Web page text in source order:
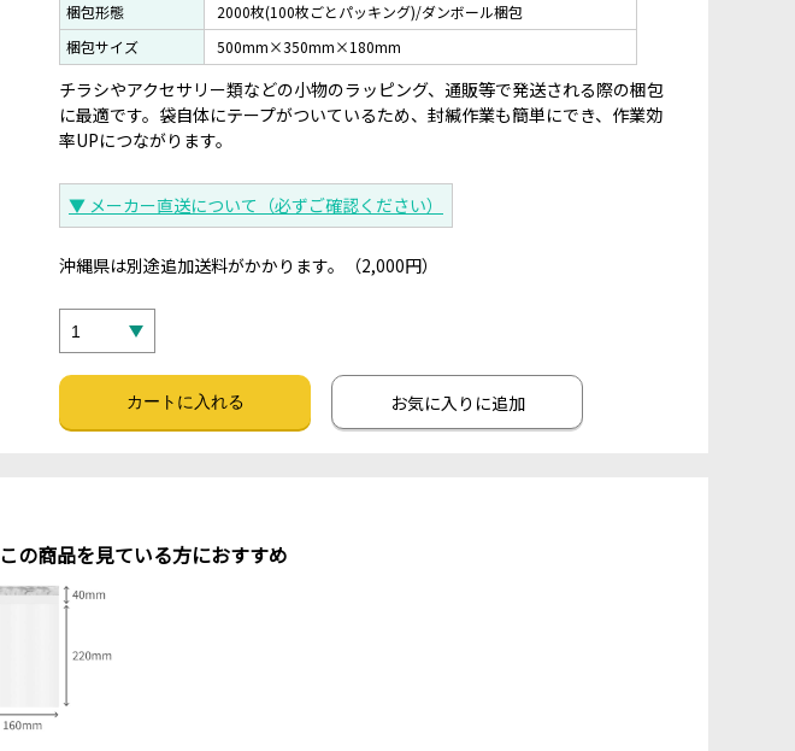
梱包形態
2000枚(100枚ごとパッキング)/ダンボール梱包
梱包サイズ
500mm×350mm×180mm
チラシやアクセサリー類などの小物のラッピング、通販等で発送される際の梱包
に最適です。袋自体にテープがついているため、封緘作業も簡単にでき、作業効
率UPにつながります。
▼ メーカー直送について（必ずご確認ください）
沖縄県は別途追加送料がかかります。（2,000円）
お気に入りに追加
この商品を見ている方におすすめ